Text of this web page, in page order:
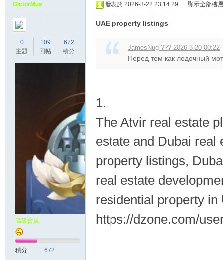
GictorMus
0
主題
109
回帖
672
積分
高級會員
積分 672
發表於 2026-3-22 23:14:29 顯示全部樓層
UAE property listings
JamesNug ??? 2026-3-20 00:22
Перед тем как лодочный
1.
The Atvir real estate
estate and Dubai real
property listings,
real estate
residential property
https://dzone.com/